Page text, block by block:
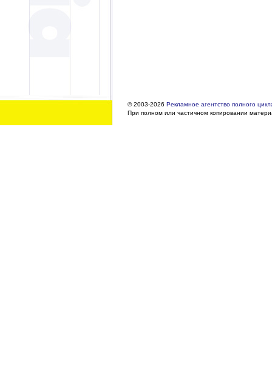
© 2003-2026 Рекламное агентство полного
При полном или частичном копировании